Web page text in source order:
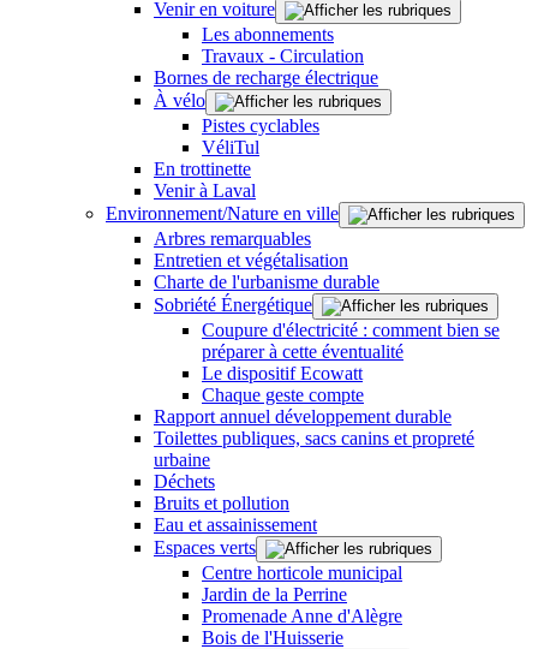
Venir en voiture
Les abonnements
Travaux - Circulation
Bornes de recharge électrique
À vélo
Pistes cyclables
VéliTul
En trottinette
Venir à Laval
Environnement/Nature en ville
Arbres remarquables
Entretien et végétalisation
Charte de l'urbanisme durable
Sobriété Énergétique
Coupure d'électricité : comment bien se
préparer à cette éventualité
Le dispositif Ecowatt
Chaque geste compte
Rapport annuel développement durable
Toilettes publiques, sacs canins et propreté
urbaine
Déchets
Bruits et pollution
Eau et assainissement
Espaces verts
Centre horticole municipal
Jardin de la Perrine
Promenade Anne d'Alègre
Bois de l'Huisserie